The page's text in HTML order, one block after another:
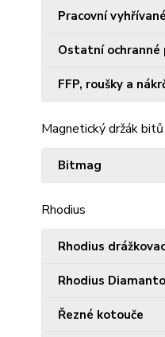
Pracovní
Ostatní ochranné
FFP, roušky a
Magnetický držák bitů
Bitmag
Rhodius
Rhodius
Rhodius
Řezné kotouče